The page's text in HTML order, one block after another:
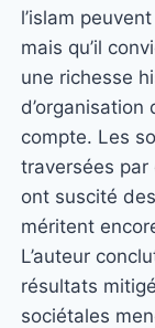
l’islam
mais qu’il
une richesse
compte. Les
traversées
ont suscité
méritent
L’auteur
résultats
sociétales